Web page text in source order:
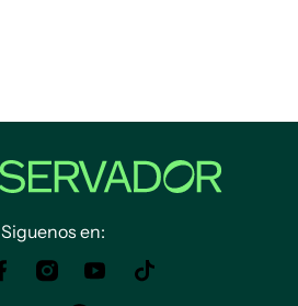
Siguenos en: